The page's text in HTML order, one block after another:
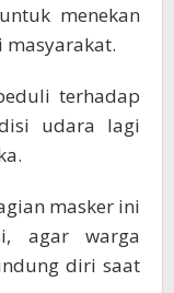
menekan
masyarakat.
terhadap
udara lagi
masker ini
agar warga
diri saat